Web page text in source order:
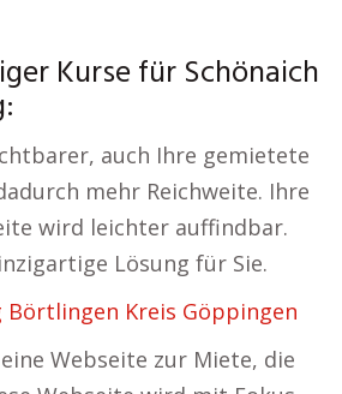
Kurse für Schönaich
auch Ihre gemietete
mehr Reichweite. Ihre
wird leichter auffindbar.
Lösung für Sie.
Kreis Göppingen
Webseite zur Miete, die